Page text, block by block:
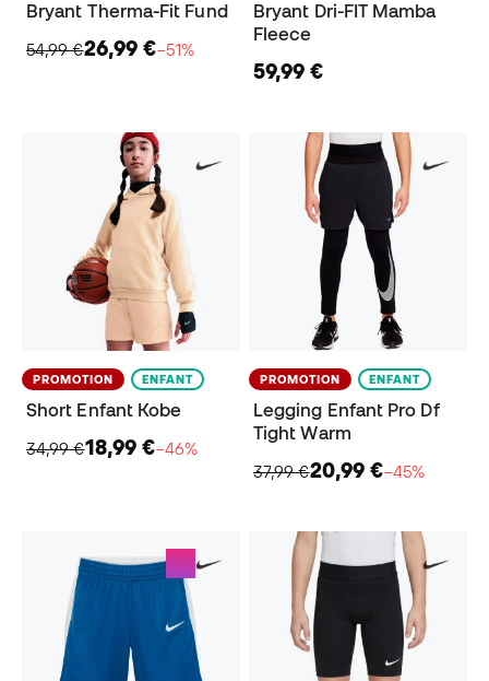
Bryant Therma-Fit Fund
54,99 €26,99 €−51%
Bryant Dri-FIT Mamba
Fleece
59,99 €
PROMOTION ENFANT
Short Enfant Kobe
34,99 €18,99 €−46%
PROMOTION ENFANT
Legging Enfant Pro Df
Tight Warm
37,99 €20,99 €−45%